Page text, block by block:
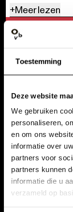
Toestemming
Deze website
We gebruiken
personaliseren,
en om ons
informatie over
partners voor
partners kunnen
informatie die u
verzameld op
geschiedenis van
gehoord, die een
bloedigste
mensheid
Door
+Meer lezen
DATA
zo 10 sep.
14:30 - 16:20u